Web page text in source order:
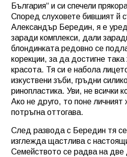
България“ и си спечели
Според слуховете бившият й
Александър Бередин, я е
заради комплекси, дали
блондинката редовно се
корекции, за да достигне
красота. Тя си е набола
изкуствени зъби, гръдни
ринопластика. Уви, не всички
Ако не друго, то поне личният
потръгна оттогава.
След развода с Бередин тя
изглежда щастлива с
Семейството се радва на две